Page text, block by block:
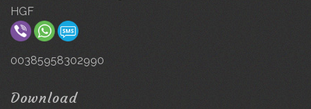
HGF
00385958302990
Download